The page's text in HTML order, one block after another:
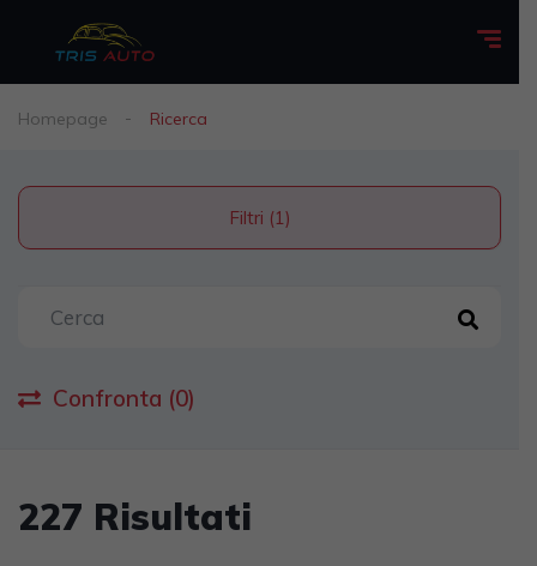
Homepage Ricerca
Filtri (1)
Confronta (0)
227 Risultati